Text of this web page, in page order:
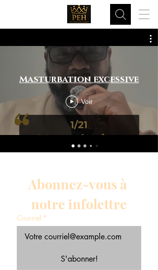
Masturbation excessive
Voir
Abonnez-vous à
notre infolettre
Courriel *
S'abonner!